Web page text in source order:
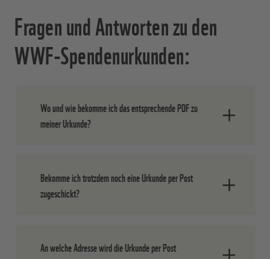
Fragen und Antworten zu den
WWF-Spendenurkunden:
Wo und wie bekomme ich das entsprechende PDF zu
meiner Urkunde?
der „Dankeseite“ nach dem Abschluss der
Bestellung. Aus technischen Gründen
die Sie erworben haben.
Bekomme ich trotzdem noch eine Urkunde per Post
zugeschickt?
bestem (und natürlich
An welche Adresse wird die Urkunde per Post